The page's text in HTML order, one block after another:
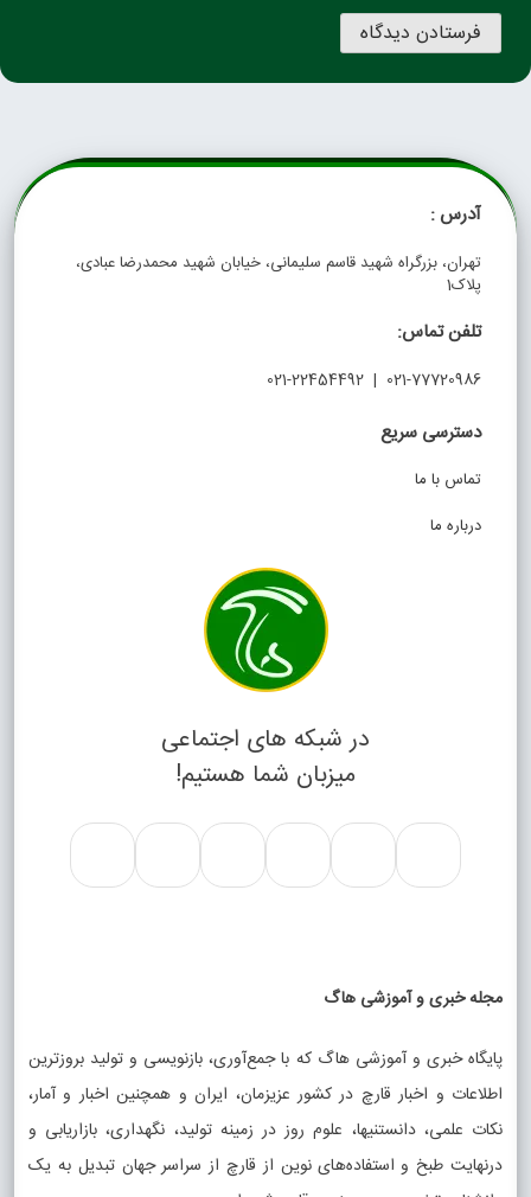
آدرس :
تهران، بزرگراه شهید قاسم سلیمانی، خیابان شهید محمدرضا عبادی،
پلاک1
تلفن تماس:
021-77720986 | 021-22454492
دسترسی سریع
تماس با ما
درباره ما
در شبکه های اجتماعی
میزبان شما هستیم!
مجله خبری و آموزشی هاگ
پایگاه خبری و آموزشی هاگ که با جمع‌آوری، بازنویسی و تولید بروزترین
اطلاعات و اخبار قارچ در کشور عزیزمان، ایران و همچنین اخبار و آمار،
نکات علمی، دانستنیها، علوم روز در زمینه تولید، نگهداری، بازاریابی و
درنهایت طبخ و استفاده‌های نوین از قارچ از سراسر جهان تبدیل به یک